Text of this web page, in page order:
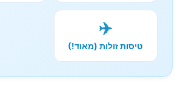
✈️
טיסות זולות (מאוד!)